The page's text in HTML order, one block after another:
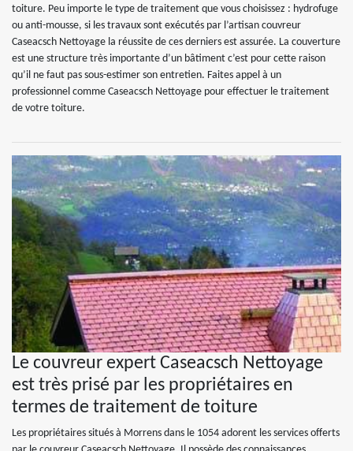
toiture. Peu importe le type de traitement que vous choisissez : hydrofuge
ou anti-mousse, si les travaux sont exécutés par l’artisan couvreur
Caseacsch Nettoyage la réussite de ces derniers est assurée. La couverture
est une structure très importante d’un bâtiment c’est pour cette raison
qu’il ne faut pas sous-estimer son entretien. Faites appel à un
professionnel comme Caseacsch Nettoyage pour effectuer le traitement
de votre toiture.
Le couvreur expert Caseacsch Nettoyage
est très prisé par les propriétaires en
termes de traitement de toiture
Les propriétaires situés à Morrens dans le 1054 adorent les services offerts